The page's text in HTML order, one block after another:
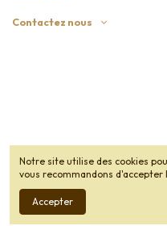
Contactez nous
Notre site utilise des cookies
vous recommandons
Accepter